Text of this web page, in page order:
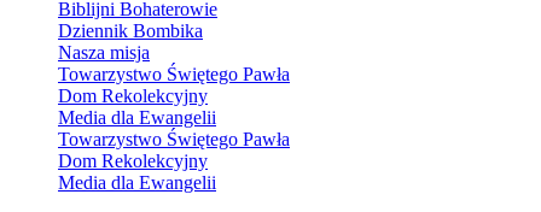
Biblijni Bohaterowie
Dziennik Bombika
Nasza misja
Towarzystwo Świętego Pawła
Dom Rekolekcyjny
Media dla Ewangelii
Towarzystwo Świętego Pawła
Dom Rekolekcyjny
Media dla Ewangelii